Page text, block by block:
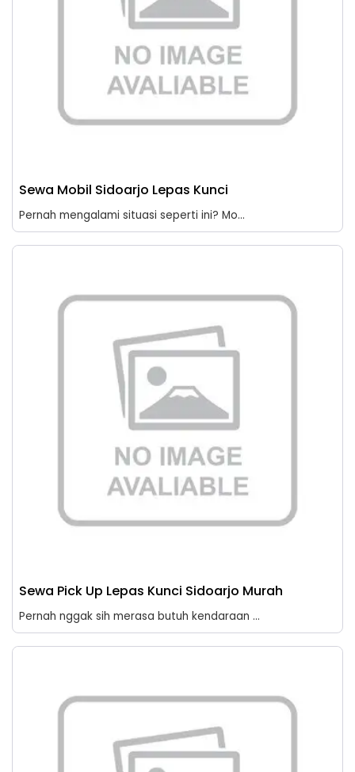
Sewa Mobil Sidoarjo Lepas Kunci
Pernah mengalami situasi seperti ini? Mo...
Sewa Pick Up Lepas Kunci Sidoarjo Murah
Pernah nggak sih merasa butuh kendaraan ...